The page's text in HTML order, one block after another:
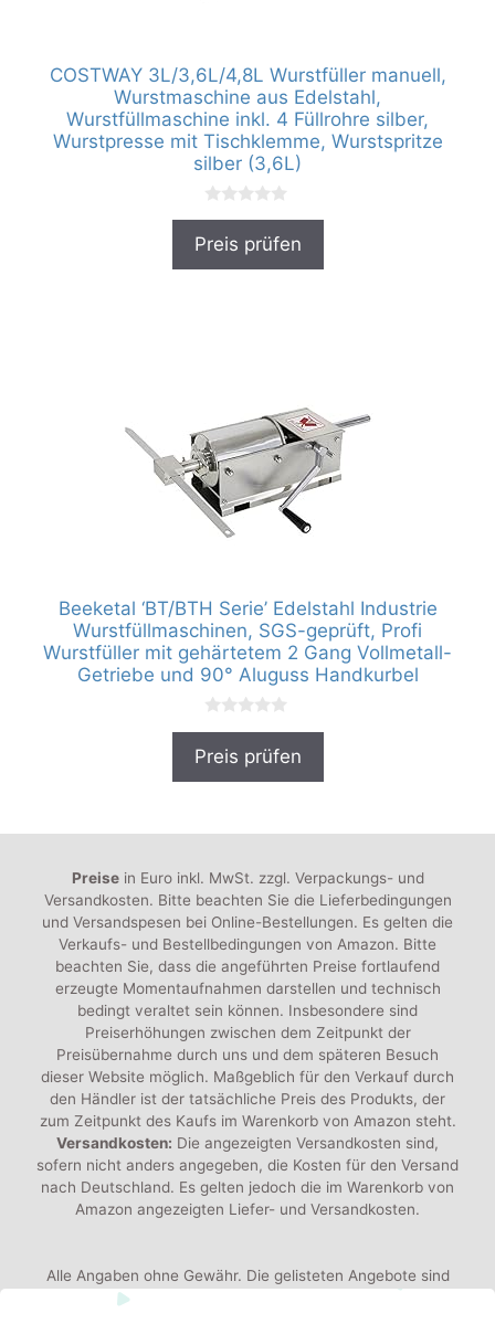
COSTWAY 3L/3,6L/4,8L Wurstfüller manuell,
Wurstmaschine aus Edelstahl,
Wurstfüllmaschine inkl. 4 Füllrohre silber,
Wurstpresse mit Tischklemme, Wurstspritze
silber (3,6L)
0
o
Preis prüfen
Beeketal ‘BT/BTH Serie’ Edelstahl Industrie
Wurstfüllmaschinen, SGS-geprüft, Profi
Wurstfüller mit gehärtetem 2 Gang Vollmetall-
Getriebe und 90° Aluguss Handkurbel
0
o
Preis prüfen
Preisein Euro inkl. MwSt. zzgl. Verpackungs- und
Versandkosten. Bitte beachten Sie die Lieferbedingungen
und Versandspesen bei Online-Bestellungen. Es gelten die
Verkaufs- und Bestellbedingungen von Amazon. Bitte
beachten Sie, dass die angeführten Preise fortlaufend
erzeugte Momentaufnahmen darstellen und technisch
bedingt veraltet sein können. Insbesondere sind
Preiserhöhungen zwischen dem Zeitpunkt der
Preisübernahme durch uns und dem späteren Besuch
dieser Website möglich. Maßgeblich für den Verkauf durch
den Händler ist der tatsächliche Preis des Produkts, der
zum Zeitpunkt des Kaufs im Warenkorb von Amazon steht.
Versandkosten: Die angezeigten Versandkosten sind,
sofern nicht anders angegeben, die Kosten für den Versand
nach Deutschland. Es gelten jedoch die im Warenkorb von
Amazon angezeigten Liefer- und Versandkosten.
Alle Angaben ohne Gewähr. Die gelisteten Angebote sind
keine verbindlichen Werbeaussagen der Anbieter!